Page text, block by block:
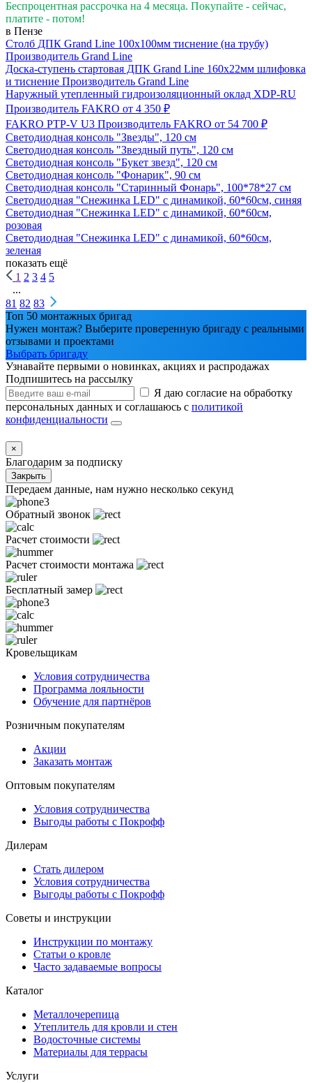
Беспроцентная рассрочка на 4 месяца. Покупайте - сейчас,
платите - потом!
в Пензе
Столб ДПК Grand Line 100х100мм тиснение (на трубу)
Производитель Grand Line
Доска-ступень стартовая ДПК Grand Line 160х22мм шлифовка
и тиснение Производитель Grand Line
Наружный утепленный гидроизоляционный оклад XDP-RU
Производитель FAKRO от 4 350 ₽
FAKRO PTP-V U3 Производитель FAKRO от 54 700 ₽
Светодиодная консоль "Звезды", 120 см
Светодиодная консоль "Звездный путь", 120 см
Светодиодная консоль "Букет звезд", 120 см
Светодиодная консоль "Фонарик", 90 см
Светодиодная консоль "Старинный Фонарь", 100*78*27 см
Светодиодная "Снежинка LED" с динамикой, 60*60см, синяя
Светодиодная "Снежинка LED" с динамикой, 60*60см,
розовая
Светодиодная "Снежинка LED" с динамикой, 60*60см,
зеленая
показать ещё
1 2 3 4 5
...
81 82 83
Топ 50 монтажных бригад
Нужен монтаж? Выберите проверенную бригаду с реальными
отзывами и проектами
Выбрать бригаду
Узнавайте первыми о новинках, акциях и распродажах
Подпишитесь на рассылку
Я даю согласие на обработку
персональных данных и соглашаюсь с политикой
конфиденциальности
×
Благодарим за подписку
Закрыть
Передаем данные, нам нужно несколько секунд
Обратный звонок
Расчет стоимости
Расчет стоимости монтажа
Бесплатный замер
Кровельщикам
Условия сотрудничества
Программа лояльности
Обучение для партнёров
Розничным покупателям
Акции
Заказать монтаж
Оптовым покупателям
Условия сотрудничества
Выгоды работы с Покрофф
Дилерам
Стать дилером
Условия сотрудничества
Выгоды работы с Покрофф
Советы и инструкции
Инструкции по монтажу
Статьи о кровле
Часто задаваемые вопросы
Каталог
Металлочерепица
Утеплитель для кровли и стен
Водосточные системы
Материалы для террасы
Услуги